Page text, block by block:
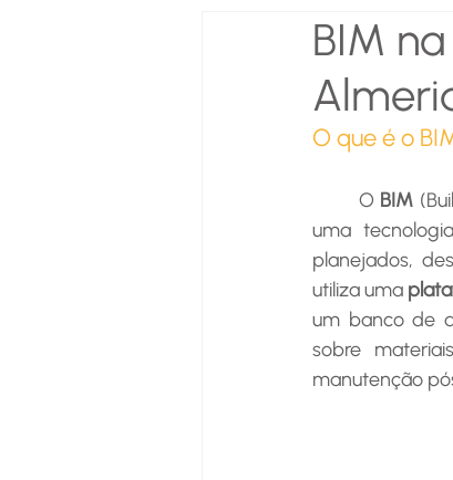
BIM
O que é o
	O
BIM
uma
planejados,
utiliza uma
um banco de
sobre
manutenção